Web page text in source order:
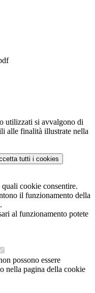
utilizzati si avvalgono di
alle finalità illustrate nella
tutti i cookies
quali cookie consentire.
il funzionamento della
al funzionamento potete
possono essere
nella pagina della cookie